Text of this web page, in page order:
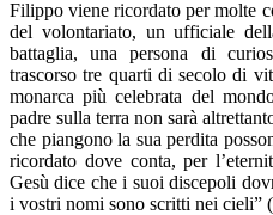
Filippo viene ricordato per molte
del volontariato, un ufficiale
battaglia, una persona di
trascorso tre quarti di secolo di
monarca più celebrata del
padre sulla terra non sarà
che piangono la sua perdita
ricordato dove conta, per
Gesù dice che i suoi discepoli
i vostri nomi sono scritti nei cieli”